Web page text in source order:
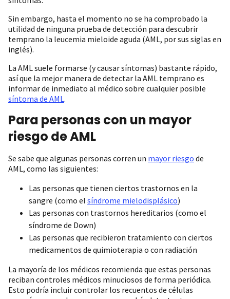
Sin embargo, hasta el momento no se ha comprobado la
utilidad de ninguna prueba de detección para descubrir
temprano la leucemia mieloide aguda (AML, por sus siglas en
inglés).
La AML suele formarse (y causar síntomas) bastante rápido,
así que la mejor manera de detectar la AML temprano es
informar de inmediato al médico sobre cualquier posible
síntoma de AML.
Para personas con un mayor
riesgo de AML
Se sabe que algunas personas corren un mayor riesgo de
AML, como las siguientes:
Las personas que tienen ciertos trastornos en la
sangre (como el síndrome mielodisplásico)
Las personas con trastornos hereditarios (como el
síndrome de Down)
Las personas que recibieron tratamiento con ciertos
medicamentos de quimioterapia o con radiación
La mayoría de los médicos recomienda que estas personas
reciban controles médicos minuciosos de forma periódica.
Esto podría incluir controlar los recuentos de células